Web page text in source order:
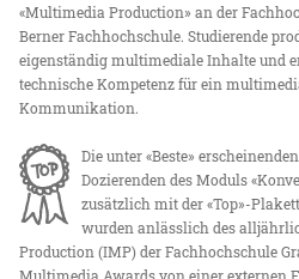
«Multimedia Production» an der
Berner Fachhochschule. Studierende
eigenständig multimediale Inhalte und
technische Kompetenz für ein
Kommunikation.
Die unter «Beste»
Dozierenden des Moduls
zusätzlich mit der «Top»-
wurden anlässlich des
Production (IMP) der Fachhochschule
Multimedia Awards von einer externen